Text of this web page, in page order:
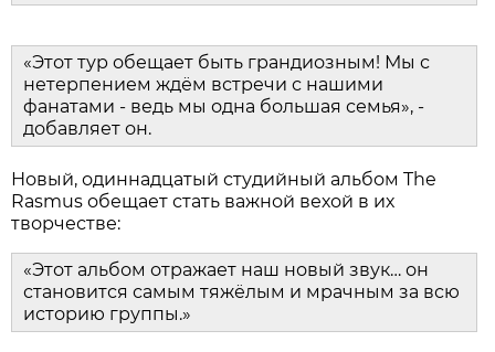
«Этот тур обещает быть грандиозным! Мы с
нетерпением ждём встречи с нашими
фанатами - ведь мы одна большая семья», -
добавляет он.
Новый, одиннадцатый студийный альбом The
Rasmus обещает стать важной вехой в их
творчестве:
«Этот альбом отражает наш новый звук… он
становится самым тяжёлым и мрачным за всю
историю группы.»